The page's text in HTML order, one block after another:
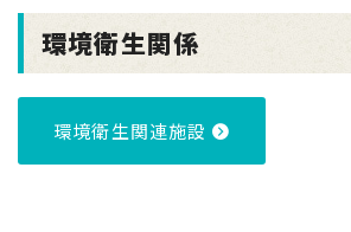
環境衛生関係
環境衛生関連施設